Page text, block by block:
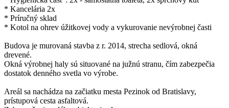
* Kancelária 2x
* Príručný sklad
* Kotol na ohrev úžitkovej vody a vykurovanie nevýrobnej časti
Budova je murovaná stavba z r. 2014, strecha sedlová, okná
drevené.
Okná výrobnej haly sú situované na južnú stranu, čím zabezpečia
dostatok denného svetla vo výrobe.
Areál sa nachádza na začiatku mesta Pezinok od Bratislavy,
prístupová cesta asfaltová.